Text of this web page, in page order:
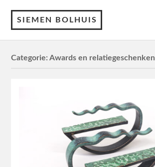
SIEMEN BOLHUIS
Categorie:Awards en relatiegeschenken